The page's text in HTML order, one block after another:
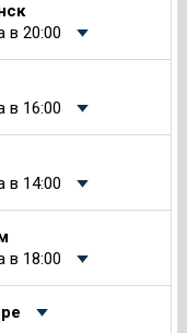
в 20:00
в 16:00
в 14:00
в 18:00